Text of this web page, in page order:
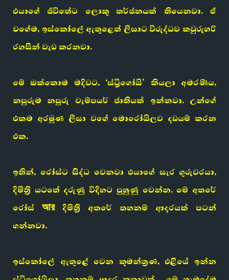
එයාගේ ජීවිතේට ලොකු තර්ජනයක් තියෙනවා. ඒ
වගේම, ඉස්කෝලේ ඇතුළෙත් ලීසාට විරුද්ධව කවුරුහරි
රහසින් වැඩ කරනවා.
මේ ඔක්කොම මදිවට, ‘ස්ට්‍රිගෝයි’ කියලා අමරණීය,
නපුරුම නපුරු වැම්පයර් ජාතියක් ඉන්නවා. උන්ගේ
එකම අරමුණ ලීසා වගේ මොරෝයිලව දඩයම් කරන
එක.
ඉතින්, රෝස්ට සිද්ධ වෙනවා එයාගේ සැර ගුරුවරයා,
දිමිත්‍රි යටතේ දරුණු විදිහට පුහුණු වෙන්න. මේ අතරේ
රෝස් আর දිමිත්‍රි අතරේ තහනම් ආදරයක් පටන්
ගන්නවා.
ඉස්කෝලේ ඇතුළේ වෙන කුමන්ත්‍රණ, එළියේ ඉන්න